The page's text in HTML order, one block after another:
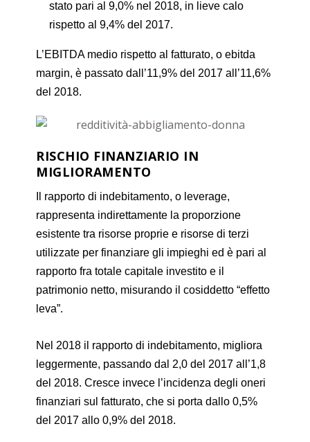
stato pari al 9,0% nel 2018, in lieve calo
rispetto al 9,4% del 2017.
L’EBITDA medio rispetto al fatturato, o ebitda
margin, è passato dall’11,9% del 2017 all’11,6%
del 2018.
RISCHIO FINANZIARIO IN
MIGLIORAMENTO
Il rapporto di indebitamento, o leverage,
rappresenta indirettamente la proporzione
esistente tra risorse proprie e risorse di terzi
utilizzate per finanziare gli impieghi ed è pari al
rapporto fra totale capitale investito e il
patrimonio netto, misurando il cosiddetto “effetto
leva”.
Nel 2018 il rapporto di indebitamento, migliora
leggermente, passando dal 2,0 del 2017 all’1,8
del 2018. Cresce invece l’incidenza degli oneri
finanziari sul fatturato, che si porta dallo 0,5%
del 2017 allo 0,9% del 2018.